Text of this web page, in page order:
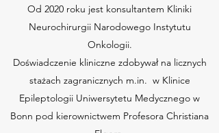
Od 2020 roku jest konsultantem Kliniki
Neurochirurgii Narodowego Instytutu
Onkologii.
Doświadczenie kliniczne zdobywał na licznych
stażach zagranicznych m.in. w Klinice
Epileptologii Uniwersytetu Medycznego w
Bonn pod kierownictwem Profesora Christiana